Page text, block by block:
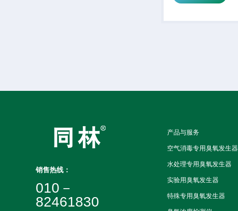
销售热线：
010－
82461830
产品与服务
空气消毒专用臭氧发生器
水处理专用臭氧发生器
实验用臭氧发生器
特殊专用臭氧发生器